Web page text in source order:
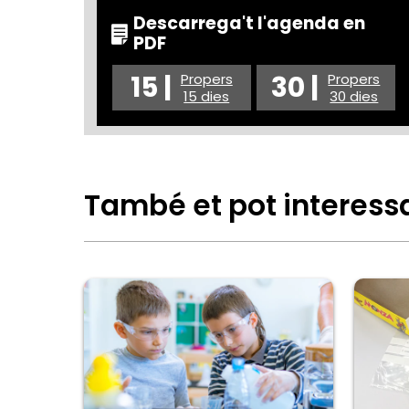
Descarrega't l'agenda en
PDF
15 | Propers
15 dies
30 | Propers
30 dies
També et pot